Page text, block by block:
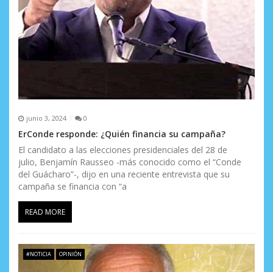
junio 3, 2024 0
ErConde responde: ¿Quién financia su campaña?
El candidato a las elecciones presidenciales del 28 de
julio, Benjamín Rausseo -más conocido como el “Conde
del Guácharo”-, dijo en una reciente entrevista que su
campaña se financia con “a
READ MORE
#NOTICIA OPINIÓN